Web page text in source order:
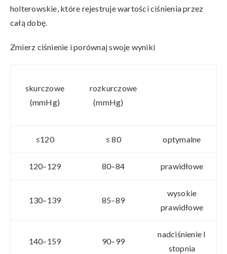
holterowskie, które rejestruje wartości ciśnienia przez
całą dobę.
Zmierz ciśnienie i porównaj swoje wyniki
skurczowe
(mmHg)
rozkurczowe
(mmHg)
≤120 ≤ 80 optymalne
120–129 80–84 prawidłowe
130–139 85–89
wysokie
prawidłowe
140–159 90–99
nadciśnienie I
stopnia